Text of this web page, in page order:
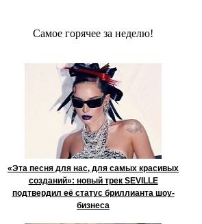
Сaмое гoрячее за неделю!
«Эта песня для нас, для самых красивых
созданий»: новый трек SEVILLE
подтвердил её статус бриллианта шоу-
бизнеса